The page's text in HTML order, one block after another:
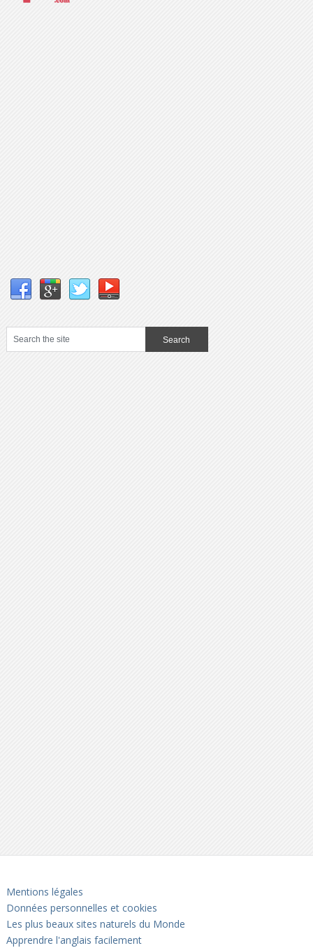
Mentions légales
Données personnelles et cookies
Les plus beaux sites naturels du Monde
Apprendre l'anglais facilement